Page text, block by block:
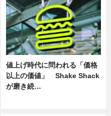
値上げ時代に問われる「価格
以上の価値」 Shake Shack
が磨き続…